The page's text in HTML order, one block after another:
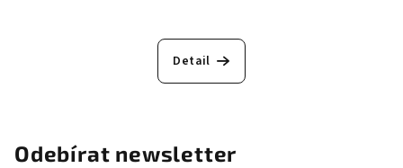
Detail
Odebírat newsletter